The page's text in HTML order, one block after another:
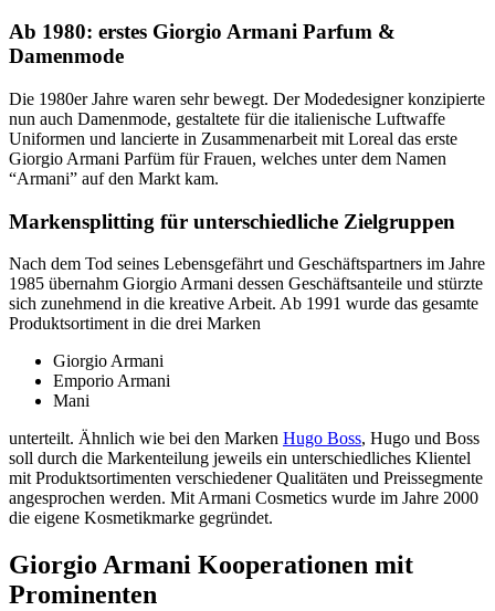
Ab 1980: erstes Giorgio Armani Parfum &
Damenmode
Die 1980er Jahre waren sehr bewegt. Der Modedesigner konzipierte
nun auch Damenmode, gestaltete für die italienische Luftwaffe
Uniformen und lancierte in Zusammenarbeit mit Loreal das erste
Giorgio Armani Parfüm für Frauen, welches unter dem Namen
“Armani” auf den Markt kam.
Markensplitting für unterschiedliche Zielgruppen
Nach dem Tod seines Lebensgefährt und Geschäftspartners im Jahre
1985 übernahm Giorgio Armani dessen Geschäftsanteile und stürzte
sich zunehmend in die kreative Arbeit. Ab 1991 wurde das gesamte
Produktsortiment in die drei Marken
Giorgio Armani
Emporio Armani
Mani
unterteilt. Ähnlich wie bei den Marken Hugo Boss, Hugo und Boss
soll durch die Markenteilung jeweils ein unterschiedliches Klientel
mit Produktsortimenten verschiedener Qualitäten und Preissegmente
angesprochen werden. Mit Armani Cosmetics wurde im Jahre 2000
die eigene Kosmetikmarke gegründet.
Giorgio Armani Kooperationen mit
Prominenten